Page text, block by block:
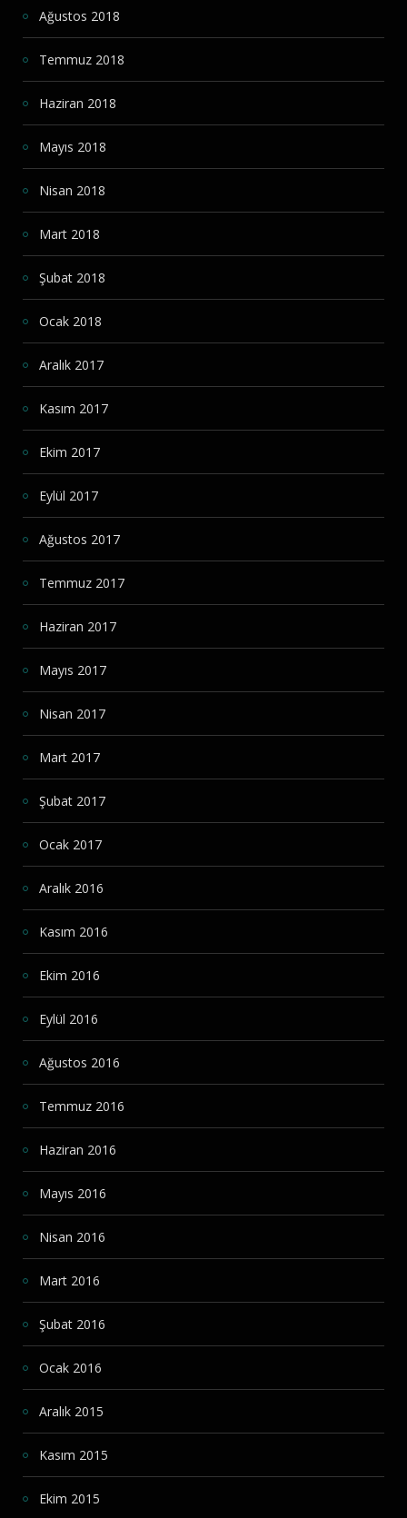
Ağustos 2018
Temmuz 2018
Haziran 2018
Mayıs 2018
Nisan 2018
Mart 2018
Şubat 2018
Ocak 2018
Aralık 2017
Kasım 2017
Ekim 2017
Eylül 2017
Ağustos 2017
Temmuz 2017
Haziran 2017
Mayıs 2017
Nisan 2017
Mart 2017
Şubat 2017
Ocak 2017
Aralık 2016
Kasım 2016
Ekim 2016
Eylül 2016
Ağustos 2016
Temmuz 2016
Haziran 2016
Mayıs 2016
Nisan 2016
Mart 2016
Şubat 2016
Ocak 2016
Aralık 2015
Kasım 2015
Ekim 2015